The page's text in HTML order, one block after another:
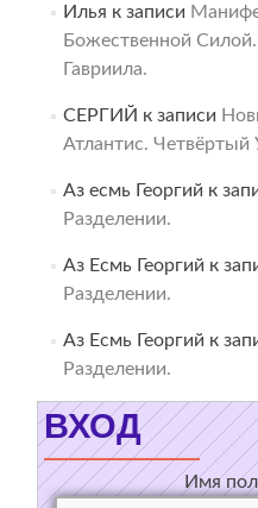
Илья к записи
Божественной
Гавриила.
СЕРГИЙ к записи
Атлантис. Четвёртый
Аз есмь Георгий к
Разделении.
Аз Есмь Георгий к
Разделении.
Аз Есмь Георгий к
Разделении.
ВХОД
Имя